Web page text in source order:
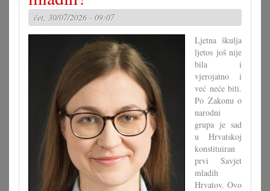
koncertom
u
Pagu
čet, 30/07/2026 - 09:07
Ljetna škulja
ljetos još nije
bila i
vjerojatno i
već neće biti.
Po Zakonu o
narodni
grupa je sad
u Hrvatskoj
konstituiran
prvi Savjet
mladih
Hrvatov. Ovo